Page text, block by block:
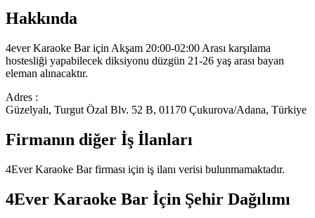
Hakkında
4ever Karaoke Bar için Akşam 20:00-02:00 Arası karşılama
hostesliği yapabilecek diksiyonu düzgün 21-26 yaş arası bayan
eleman alınacaktır.
Adres :
Güzelyalı, Turgut Özal Blv. 52 B, 01170 Çukurova/Adana, Türkiye
Firmanın diğer İş İlanları
4Ever Karaoke Barfirması için iş ilanı verisi bulunmamaktadır.
4Ever Karaoke Bar İçin Şehir Dağılımı